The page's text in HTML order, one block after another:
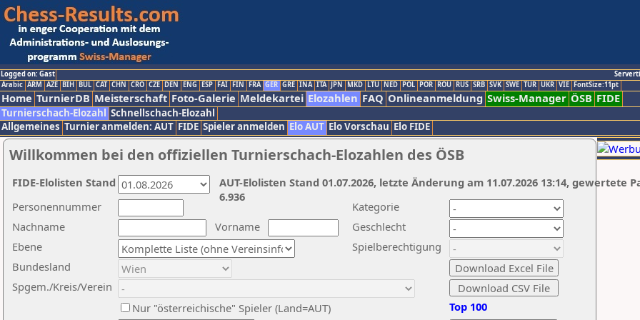
Logged on: Gast
Arabic ARM AZE BIH BUL CAT CHN CRO CZE DEN ENG ESP FAI FIN FRA GER GRE INA ITA JPN MKD LTU NED POL POR ROU RUS SRB SVK SWE TUR UKR VIE FontSize:11pt
Home TurnierDB Meisterschaft Foto-Galerie Meldekartei Elozahlen FAQ Onlineanmeldung Swiss-Manager ÖSB FIDE
Turnierschach-Elozahl Schnellschach-Elozahl
Allgemeines Turnier anmelden: AUT FIDE Spieler anmelden Elo AUT Elo Vorschau Elo FIDE
Willkommen bei den offiziellen Turnierschach-Elozahlen des ÖSB
Nachname
Vorname
Ebene
Kategorie
Personennummer
Bundesland
Spgem./Kreis/Verein
Geschlecht
Nur "österreichische" Spieler (Land=AUT)
Spielberechtigung
Top 100
AUT-Elolisten Stand 01.07.2026, letzte Änderung am 11.07.2026 13:14, gewertete
6.936
FIDE-Elolisten Stand